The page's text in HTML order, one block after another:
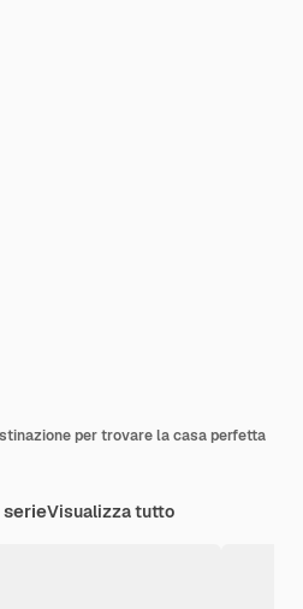
per trovare la casa perfetta
Visualizza tutto